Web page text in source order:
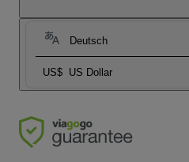
Deutsch
US$ US Dollar